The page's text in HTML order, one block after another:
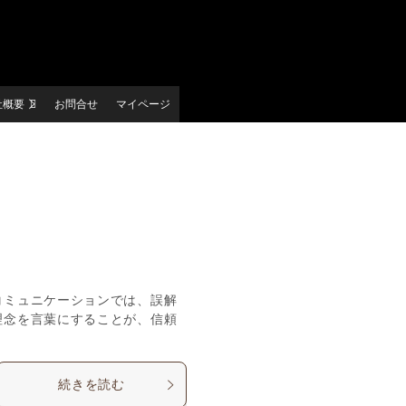
概要 お問合せ マイページ
ュニケーションでは、誤解
を言葉にすることが、信頼
続きを読む